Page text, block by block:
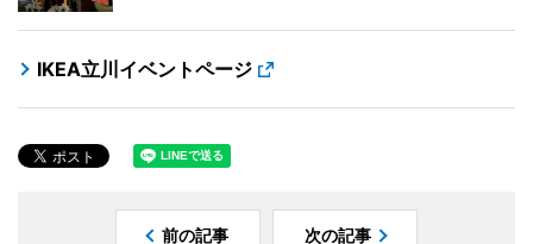
IKEA立川イベントページ
前の記事 次の記事